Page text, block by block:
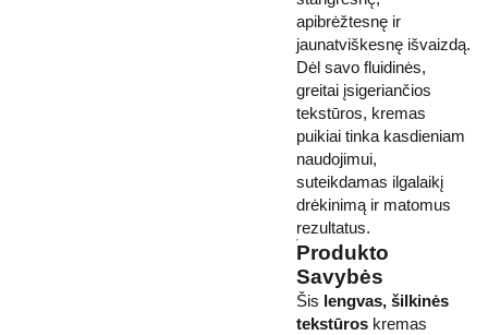
apibrėžtesnę ir
jaunatviškesnę išvaizdą.
Dėl savo fluidinės,
greitai įsigeriančios
tekstūros, kremas
puikiai tinka kasdieniam
naudojimui,
suteikdamas ilgalaikį
drėkinimą ir matomus
rezultatus.
Produkto
Savybės
Šis lengvas, šilkinės
tekstūros kremas